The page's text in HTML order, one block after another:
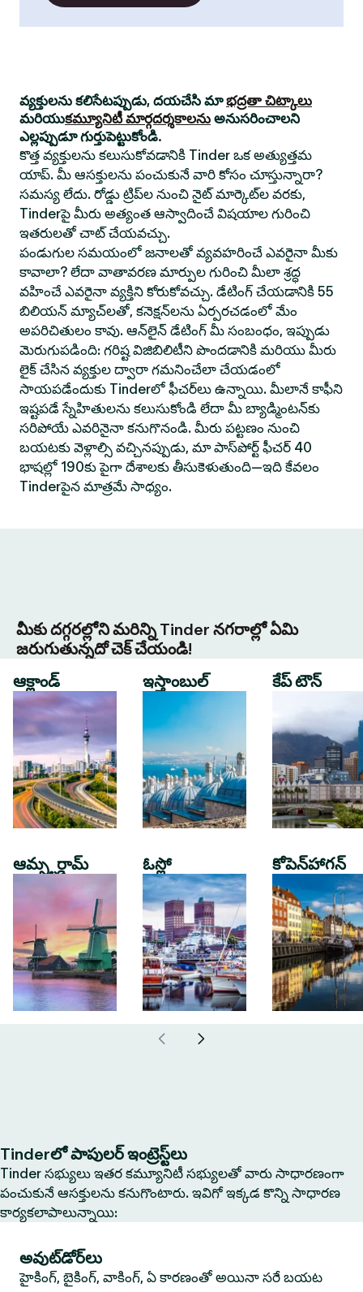
వ్యక్తులను కలిసేటప్పుడు, దయచేసి మాభద్రతా చిట్కాలు
మరియుకమ్యూనిటీ మార్గదర్శకాలను అనుసరించాలని
ఎల్లప్పుడూ గుర్తుపెట్టుకోండి.
కొత్త వ్యక్తులను కలుసుకోవడానికి Tinder ఒక అత్యుత్తమ
యాప్. మీ ఆసక్తులను పంచుకునే వారి కోసం చూస్తున్నారా?
సమస్య లేదు. రోడ్డు ట్రిప్‌ల నుంచి నైట్ మార్కెట్‌ల వరకు,
Tinderపై మీరు అత్యంత ఆస్వాదించే విషయాల గురించి
ఇతరులతో చాట్ చేయవచ్చు.
పండుగుల సమయంలో జనాలతో వ్యవహరించే ఎవరైనా మీకు
కావాలా? లేదా వాతావరణ మార్పుల గురించి మీలా శ్రద్ధ
వహించే ఎవరైనా వ్యక్తిని కోరుకోవచ్చు. డేటింగ్ చేయడానికి 55
బిలియన్ మ్యాచ్‌లతో, కనెక్షన్‌లను ఏర్పరచడంలో మేం
అపరిచితులం కావు. ఆన్‌లైన్ డేటింగ్ మీ సంబంధం, ఇప్పుడు
మెరుగుపడింది: గరిష్ట విజిబిలిటీని పొందడానికి మరియు మీరు
లైక్ చేసిన వ్యక్తుల ద్వారా గమనించేలా చేయడంలో
సాయపడేందుకు Tinderలో ఫీచర్‌లు ఉన్నాయి. మీలానే కాఫీని
ఇష్టపడే స్నేహితులను కలుసుకోండి లేదా మీ బ్యాడ్మింటన్‌కు
సరిపోయే ఎవరినైనా కనుగొనండి. మీరు పట్టణం నుంచి
బయటకు వెళ్లాల్సి వచ్చినప్పుడు, మా పాస్‌పోర్ట్ ఫీచర్ 40
భాషల్లో 190కు పైగా దేశాలకు తీసుకెళుతుంది—ఇది కేవలం
Tinderపైన మాత్రమే సాధ్యం.
మీకు దగ్గరల్లోని మరిన్ని Tinder నగరాల్లో ఏమి
జరుగుతున్నదో చెక్ చేయండి!
ఆక్లాండ్
ఆమ్స్టర్డామ్
ఇస్తాంబుల్
ఓస్లో
కేప్ టౌన్
కోపెన్‌హాగన్
Tinderలో పాపులర్ ఇంట్రెస్ట్‌లు
Tinder సభ్యులు ఇతర కమ్యూనిటీ సభ్యులతో వారు సాధారణంగా
పంచుకునే ఆసక్తులను కనుగొంటారు. ఇవిగో ఇక్కడ కొన్ని సాధారణ
కార్యకలాపాలున్నాయి:
అవుట్‌డోర్‌లు
హైకింగ్, బైకింగ్, వాకింగ్, ఏ కారణంతో అయినా సరే బయట